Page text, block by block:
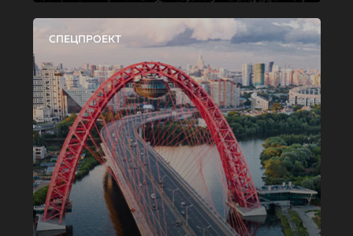
СПЕЦПРОЕКТ